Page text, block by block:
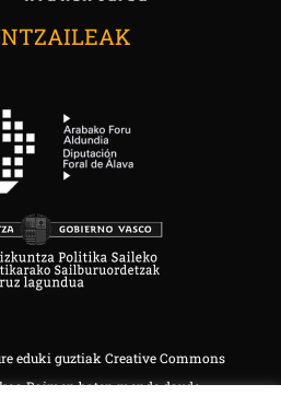
eduki guztiak Creative Commons
Baimen baten mende daude.